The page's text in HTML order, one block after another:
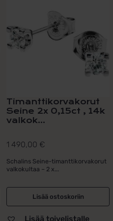
Timanttikorvakorut
Seine 2x 0,15ct , 14k
valkok...
1 490,00 €
Schalins Seine-timanttikorvakorut
valkokultaa – 2 x...
Lisää ostoskoriin
Lisää toivelistalle